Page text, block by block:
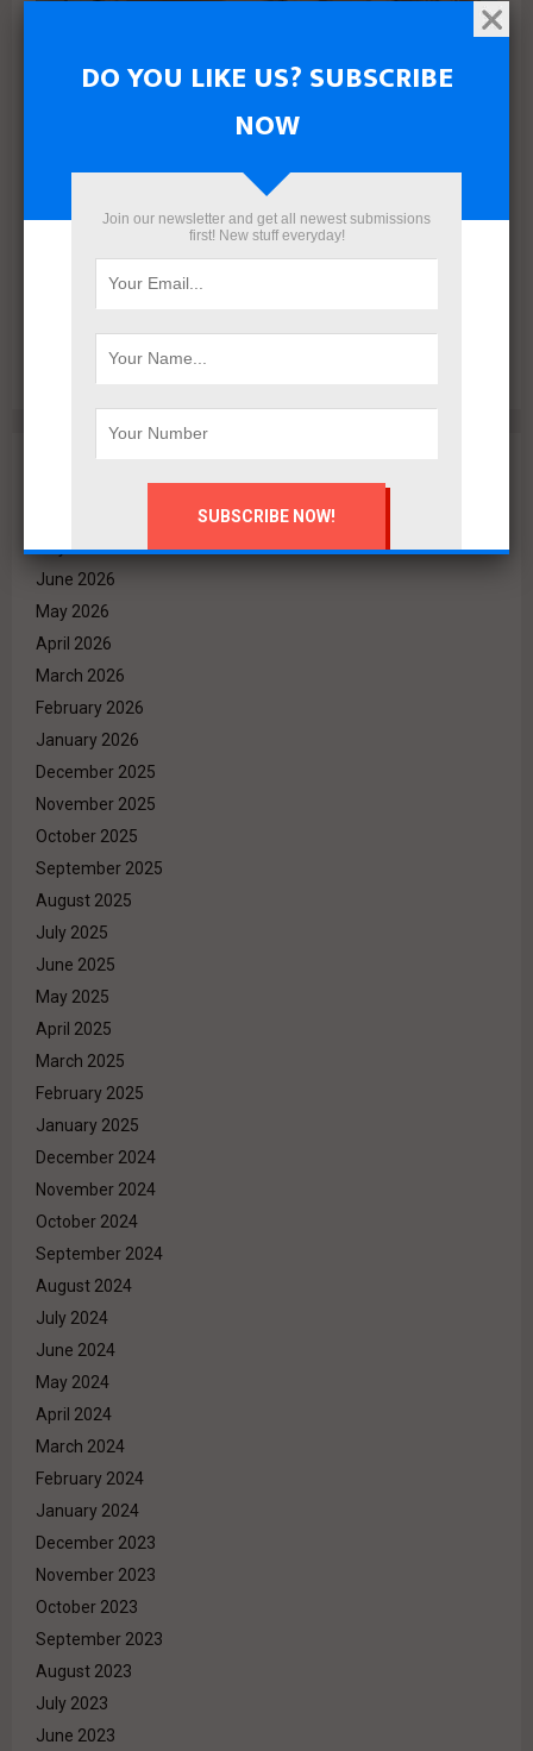
للتطوير العقاري لطرح وحدات جاهزة بالعاصمة الإدارية
Archives
July 2026
June 2026
May 2026
April 2026
March 2026
February 2026
January 2026
December 2025
November 2025
October 2025
September 2025
August 2025
July 2025
June 2025
May 2025
April 2025
March 2025
February 2025
January 2025
December 2024
November 2024
October 2024
September 2024
August 2024
July 2024
June 2024
May 2024
April 2024
March 2024
February 2024
January 2024
December 2023
November 2023
October 2023
September 2023
August 2023
July 2023
June 2023
DO YOU LIKE US? SUBSCRIBE
NOW
Join our newsletter and get all newest submissions
first! New stuff everyday!